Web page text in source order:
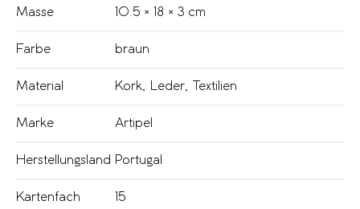
Masse 10.5 × 18 × 3 cm
Farbe braun
Material Kork Leder Textilien
Marke Artipel
Herstellungsland Portugal
Kartenfach 15